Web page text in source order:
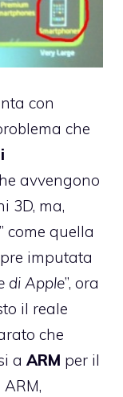
con
che
avvengono
3D, ma,
come quella
imputata
di Apple”, ora
il reale
che
a ARM per il